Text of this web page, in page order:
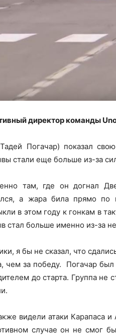
директор команды
Погачар) показал
стали еще больше из-за
там, где он догнал
а жара била прямо
в этом году к гонкам в
стал больше именно из-за
я бы не сказал, что
чем за победу. Погачар
до старта. Группа не
видели атаки Карапаса
случае он не смог